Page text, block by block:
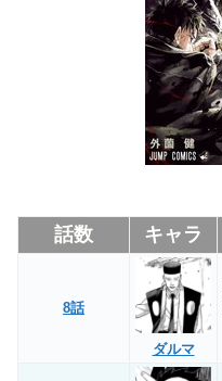
話数 キャラ
8話
ダルマ